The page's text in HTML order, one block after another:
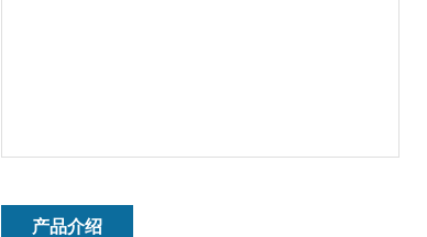
产品介绍